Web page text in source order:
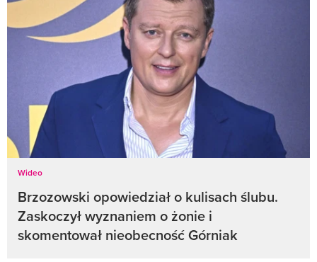
Wideo
Brzozowski opowiedział o kulisach ślubu.
Zaskoczył wyznaniem o żonie i
skomentował nieobecność Górniak